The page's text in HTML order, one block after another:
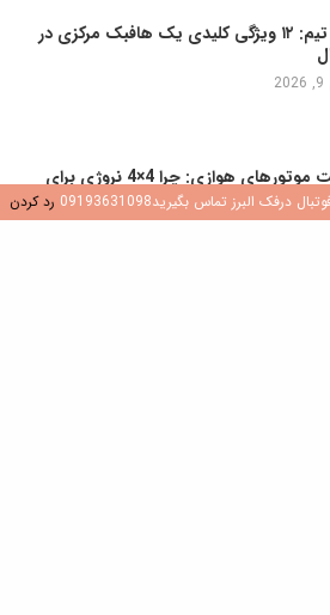
قلب تیم: ۱۲ ویژگی کلیدی یک هافبک مرکزی در
ساخت موتورهای هوازی: چرا 4×4 نروژی برای
جوان یک تغییر دهنده بازی است
البرز تماس بگیرید09193631098 رد کردن